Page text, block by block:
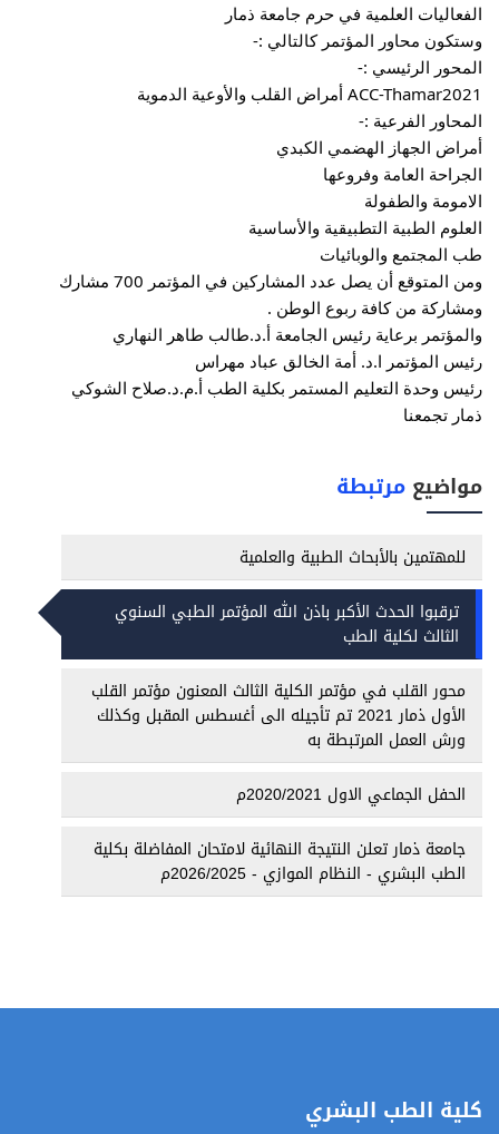
الفعاليات العلمية في حرم جامعة ذمار
وستكون محاور المؤتمر كالتالي :-
المحور الرئيسي :-
ACC-Thamar2021 أمراض القلب والأوعية الدموية
المحاور الفرعية :-
أمراض الجهاز الهضمي الكبدي
الجراحة العامة وفروعها
الامومة والطفولة
العلوم الطبية التطبيقية والأساسية
طب المجتمع والوبائيات
ومن المتوقع أن يصل عدد المشاركين في المؤتمر 700 مشارك
ومشاركة من كافة ربوع الوطن .
والمؤتمر برعاية رئيس الجامعة أ.د.طالب طاهر النهاري
رئيس المؤتمر ا.د. أمة الخالق عباد مهراس
رئيس وحدة التعليم المستمر بكلية الطب أ.م.د.صلاح الشوكي
ذمار تجمعنا
مواضيع مرتبطة
للمهتمين بالأبحاث الطبية والعلمية
ترقبوا الحدث الأكبر باذن الله المؤتمر الطبي السنوي
الثالث لكلية الطب
محور القلب في مؤتمر الكلية الثالث المعنون مؤتمر القلب
الأول ذمار 2021 تم تأجيله الى أغسطس المقبل وكذلك
ورش العمل المرتبطة به
الحفل الجماعي الاول 2020/2021م
جامعة ذمار تعلن النتيجة النهائية لامتحان المفاضلة بكلية
الطب البشري - النظام الموازي - 2026/2025م
كلية الطب البشري